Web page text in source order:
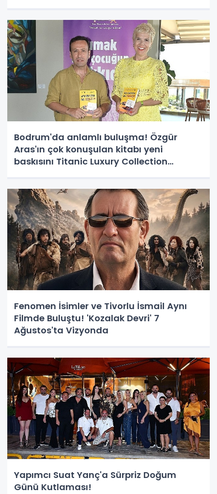
Bodrum'da anlamlı buluşma! Özgür
Aras'ın çok konuşulan kitabı yeni
baskısını Titanic Luxury Collection
Fenomen İsimler ve Tivorlu İsmail Aynı
Filmde Buluştu! 'Kozalak Devri' 7
Ağustos'ta Vizyonda
Yapımcı Suat Yanç'a Sürpriz Doğum
Günü Kutlaması!